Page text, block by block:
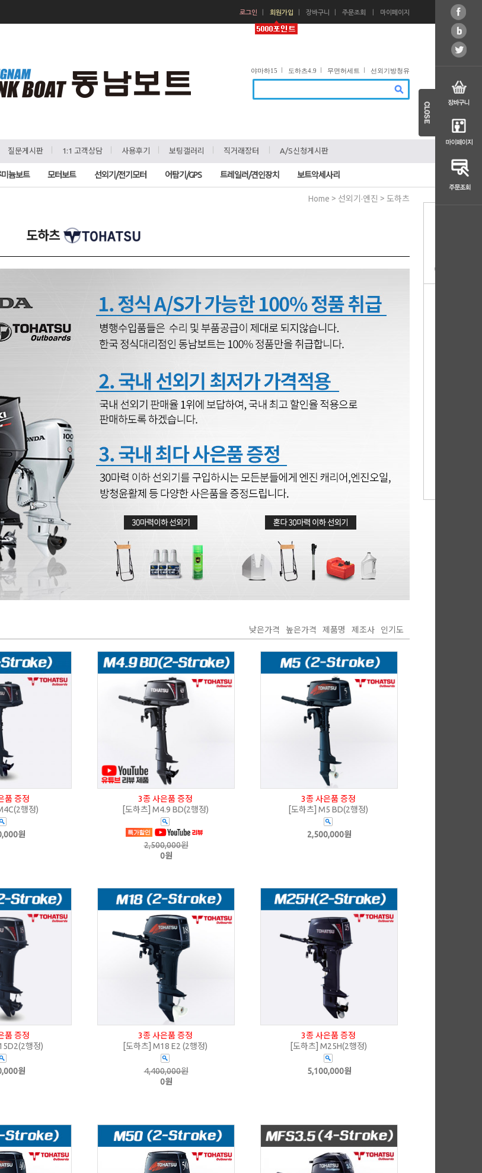
로그인 회원가입 장바구니 주문조회 마이페이지
야마하15 ㅣ 도하츠4.9 ㅣ 무면허세트 ㅣ 선외기방청유
질문게시판 1:1 고객상담 사용후기 보팅갤러리 직거래장터 A/S신청게시판
늄보트 모터보트 선외기/전기모터 어탐기/GPS 트레일러/견인장치 보트악세사리
Home > 선외기·엔진 > 도하츠
도하츠
낮은가격 높은가격 제품명 제조사 인기도
품 증정
행정)
원
3종 사은품 증정
[도하츠] M4.9 BD(2행정)
2,500,000원
0원
3종 사은품 증정
[도하츠] M5 BD(2행정)
2,500,000원
품 증정
행정)
원
3종 사은품 증정
[도하츠] M18 E2 (2행정)
4,400,000원
0원
3종 사은품 증정
[도하츠] M25H(2행정)
5,100,000원